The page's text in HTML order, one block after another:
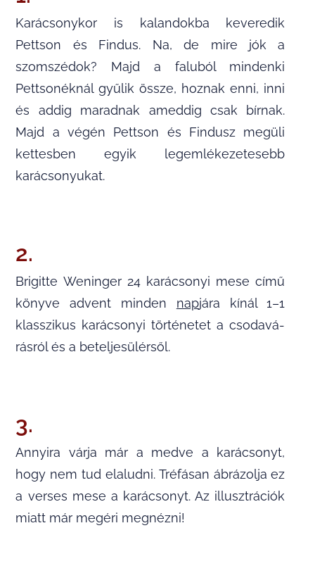
Karácsonykor is kalandokba keveredik
Pettson és Findus. Na, de mire jók a
szomszédok? Majd a faluból mindenki
Pettsonéknál gyűlik össze, hoznak enni, inni
és addig maradnak ameddig csak bírnak.
Majd a végén Pettson és Findusz megüli
kettesben egyik legemlékezetesebb
karácsonyukat.
2.
Bri­gitte Wenin­ger 24 kará­cso­nyi mese című
könyve advent min­den nap­jára kínál 1–1
klasszi­kus kará­cso­nyi tör­té­ne­tet a cso­da­vá­
rás­ról és a beteljesülérsől.
3.
Annyira várja már a medve a karácsonyt,
hogy nem tud elaludni. Tréfásan ábrázolja ez
a verses mese a karácsonyt. Az illusztrációk
miatt már megéri megnézni!